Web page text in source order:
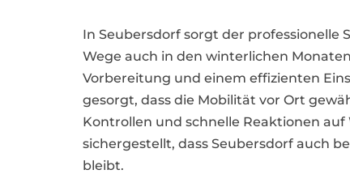
In Seubersdorf sorgt der professionelle
Wege auch in den winterlichen
Vorbereitung und einem effizienten
gesorgt, dass die Mobilität vor Ort
Kontrollen und schnelle Reaktionen
sichergestellt, dass Seubersdorf auch
bleibt.